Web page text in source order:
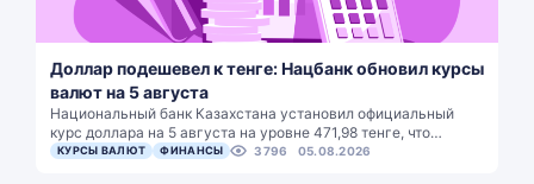
Доллар подешевел к тенге: Нацбанк обновил курсы
валют на 5 августа
Национальный банк Казахстана установил официальный
курс доллара на 5 августа на уровне 471,98 тенге, что…
КУРСЫ ВАЛЮТ ФИНАНСЫ 3796 05.08.2026